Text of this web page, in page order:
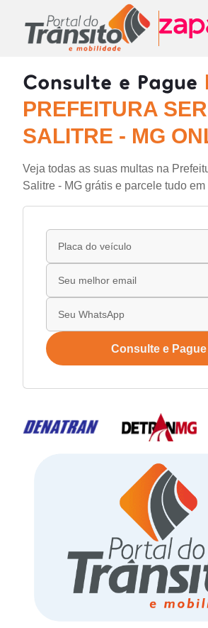
Consulte e Pague
PREFEITURA
SALITRE - MG
Veja todas as suas multas na
Salitre - MG grátis e parcele tudo em
Consulte e Pague